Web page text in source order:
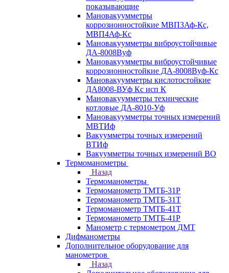
показывающие
Мановакуумметры
коррозионностойкие МВП3Аф-Кс,
МВП4Аф-Кс
Мановакуумметры виброустойчивые
ДА-8008Вуф
Мановакуумметры виброустойчивые
коррозионностойкие ДА-8008Вуф-Кс
Мановакуумметры кислотостойкие
ДА8008-ВУф Кс исп К
Мановакуумметры технические
котловые ДА-8010-Уф
Мановакуумметры точных измерений
МВТИф
Вакуумметры точных измерений
ВТИф
Вакуумметры точных измерений ВО
Термоманометры
Назад
Термоманометры
Термоманометр ТМТБ-31Р
Термоманометр ТМТБ-31Т
Термоманометр ТМТБ-41Т
Термоманометр ТМТБ-41Р
Манометр с термометром ДМТ
Дифманометры
Дополнительное оборудование для
манометров
Назад